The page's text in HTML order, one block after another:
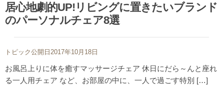
居心地劇的UP!リビングに置きたいブランド
のパーソナルチェア8選
トピック公開日2017年10月18日
お風呂上りに体を癒すマッサージチェア 休日にだら～んと座れ
る一人用チェア など、お部屋の中に、一人で過ごす特別 […]